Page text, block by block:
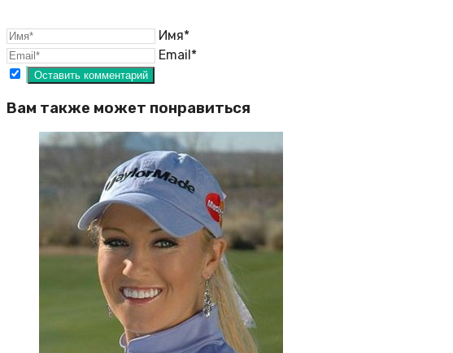
Имя*
Email*
Вам также может понравиться